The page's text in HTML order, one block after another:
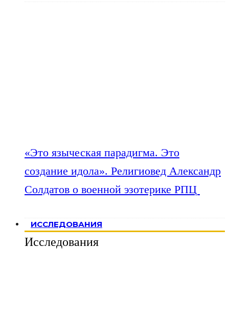
«Это языческая парадигма. Это
создание идола». Религиовед Александр
Солдатов о военной эзотерике РПЦ
ИССЛЕДОВАНИЯ
Исследования